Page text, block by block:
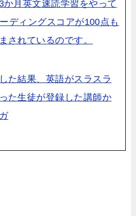
か月英文速読学習をやって
ディングスコアが100点も
されているのです。
た結果、英語がスラスラ
た生徒が登録した講師か